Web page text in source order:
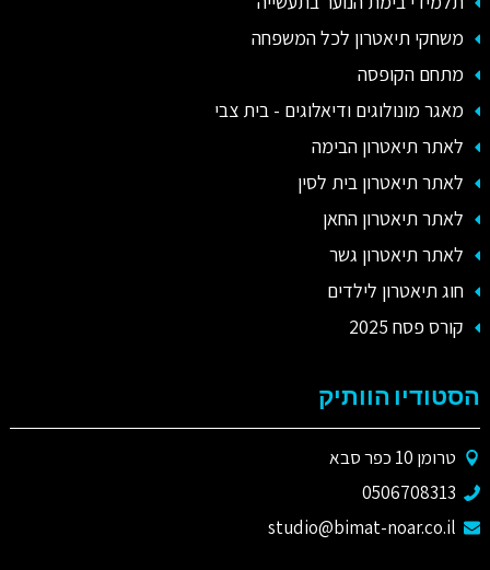
משחקי תיאטרון לכל המשפחה
מתחם הקופסה
מאגר מונולוגים ודיאלוגים - בית צבי
לאתר תיאטרון הבימה
לאתר תיאטרון בית לסין
לאתר תיאטרון החאן
לאתר תיאטרון גשר
חוג תיאטרון לילדים
קורס פסח 2025
הסטודיו הוותיק
טרומן 10 כפר סבא
0506708313
studio@bimat-noar.co.il